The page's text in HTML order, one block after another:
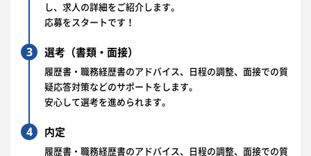
し、求人の詳細をご紹介します。
応募をスタートです！
3 選考（書類・面接）
履歴書・職務経歴書のアドバイス、日程の調整、面接での質
疑応答対策などのサポートをします。
安心して選考を進められます。
4 内定
履歴書・職務経歴書のアドバイス、日程の調整、面接での質